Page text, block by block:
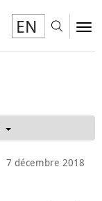
EN
7 décembre 2018